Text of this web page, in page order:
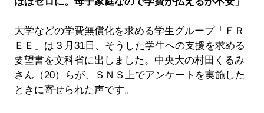
大学などの学費無償化を求める学生グループ「ＦＲ
ＥＥ」は３月31日、そうした学生への支援を求める
要望書を文科省に出しました。中央大の村田くるみ
さん（20）らが、ＳＮＳ上でアンケートを実施した
ときに寄せられた声です。